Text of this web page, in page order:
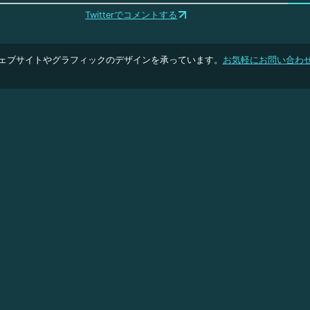
Twitterでコメントする
ブサイトやグラフィックのデザインを承っています。 お気軽にお問い合わ